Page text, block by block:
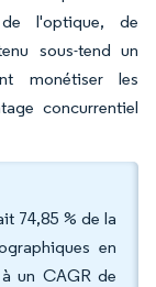
de l'optique, de
sous-tend un
monétiser les
concurrentiel
74,85 % de la
en
un CAGR de